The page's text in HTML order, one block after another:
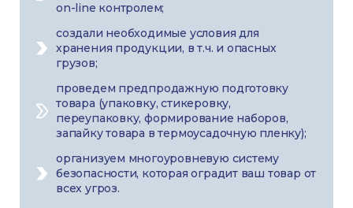
on-line контролем;
создали необходимые условия для
хранения продукции, в т.ч. и опасных
грузов;
проведем предпродажную подготовку
товара (упаковку, стикеровку,
переупаковку, формирование наборов,
запайку товара в термоусадочную пленку);
организуем многоуровневую систему
безопасности, которая оградит ваш товар от
всех угроз.